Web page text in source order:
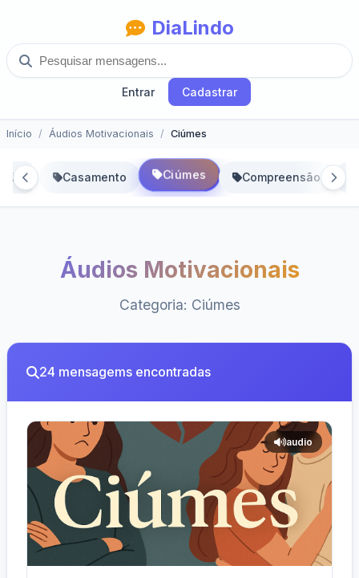
DiaLindo
Entrar Cadastrar
Início Áudios Motivacionais Ciúmes
Casamento Ciúmes Compreensão
Áudios Motivacionais
Categoria: Ciúmes
24 mensagems encontradas
audio